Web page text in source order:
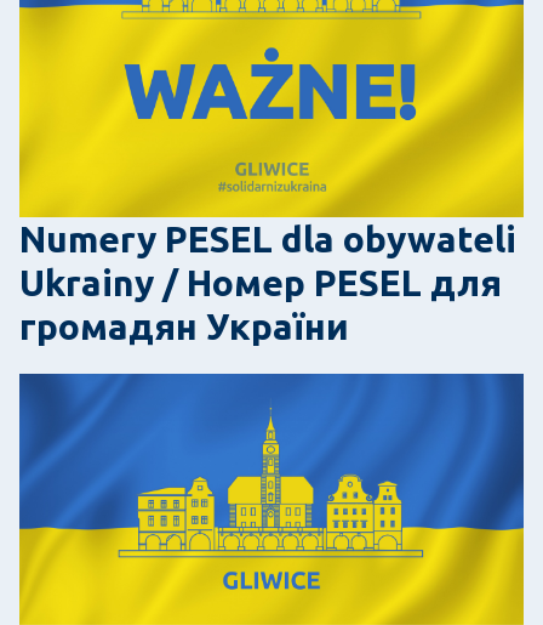
Numery PESEL dla obywateli
Ukrainy / Номер PESEL для
громадян України